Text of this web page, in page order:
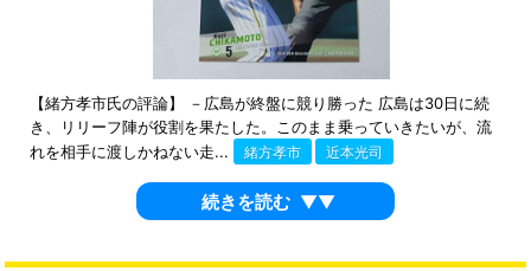
【緒方孝市氏の評論】 －広島が終盤に競り勝った 広島は30日に続
き、リリーフ陣が役割を果たした。このまま乗っていきたいが、流
れを相手に渡しかねない走...
緒方孝市 近本光司
続きを読む ▼▼